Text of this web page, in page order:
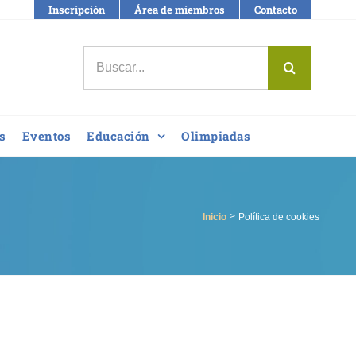
Inscripción Área de miembros Contacto
Eventos Educación Olimpiadas
Inicio Política de cookies